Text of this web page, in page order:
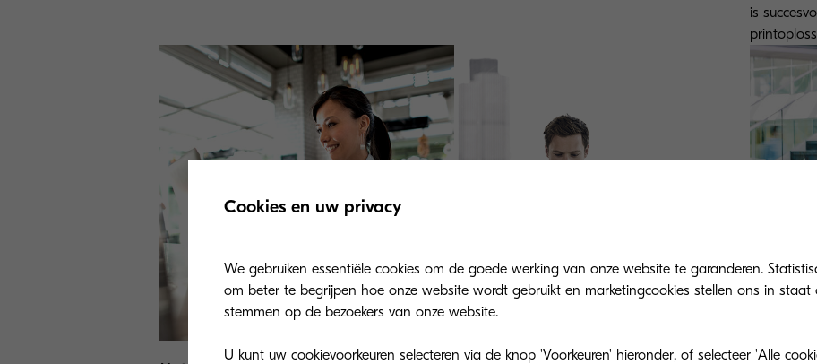
is
Cookies en uw privacy
We gebruiken essentiële cookies om de goede werking van onze website te garanderen.
om beter te begrijpen hoe onze website wordt gebruikt en marketingcookies stellen ons in
stemmen op de bezoekers van onze website.
U kunt uw cookievoorkeuren selecteren via de knop 'Voorkeuren' hieronder, of selecteer 'Alle